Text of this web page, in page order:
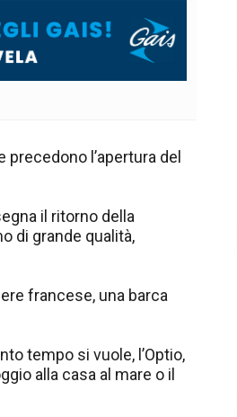
l’apertura del
il ritorno della
di grande qualità,
francese, una barca
tempo si vuole, l’Optio,
alla casa al mare o il